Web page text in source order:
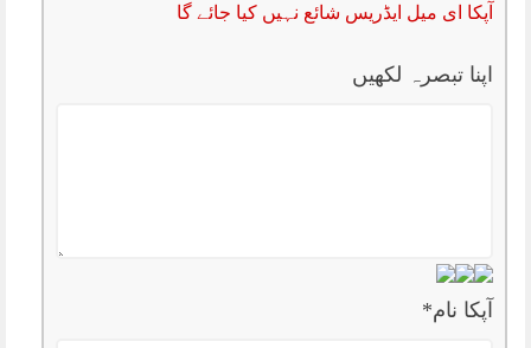
آپکا ای میل ایڈریس شائع نہیں کیا جائے گا
اپنا تبصرہ لکھیں
آپکا نام*